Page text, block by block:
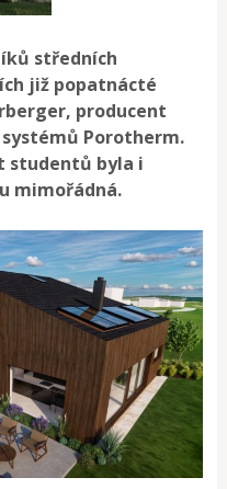
středních
již popatnácté
producent
Porotherm.
studentů byla i
mimořádná.